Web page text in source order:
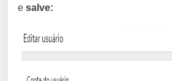
e salve: